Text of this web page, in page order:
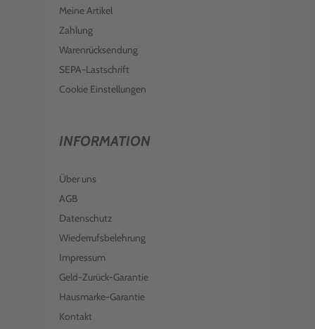
Meine Artikel
Zahlung
Warenrücksendung
SEPA-Lastschrift
Cookie Einstellungen
INFORMATION
Über uns
AGB
Datenschutz
Wiederrufsbelehrung
Impressum
Geld-Zurück-Garantie
Hausmarke-Garantie
Kontakt